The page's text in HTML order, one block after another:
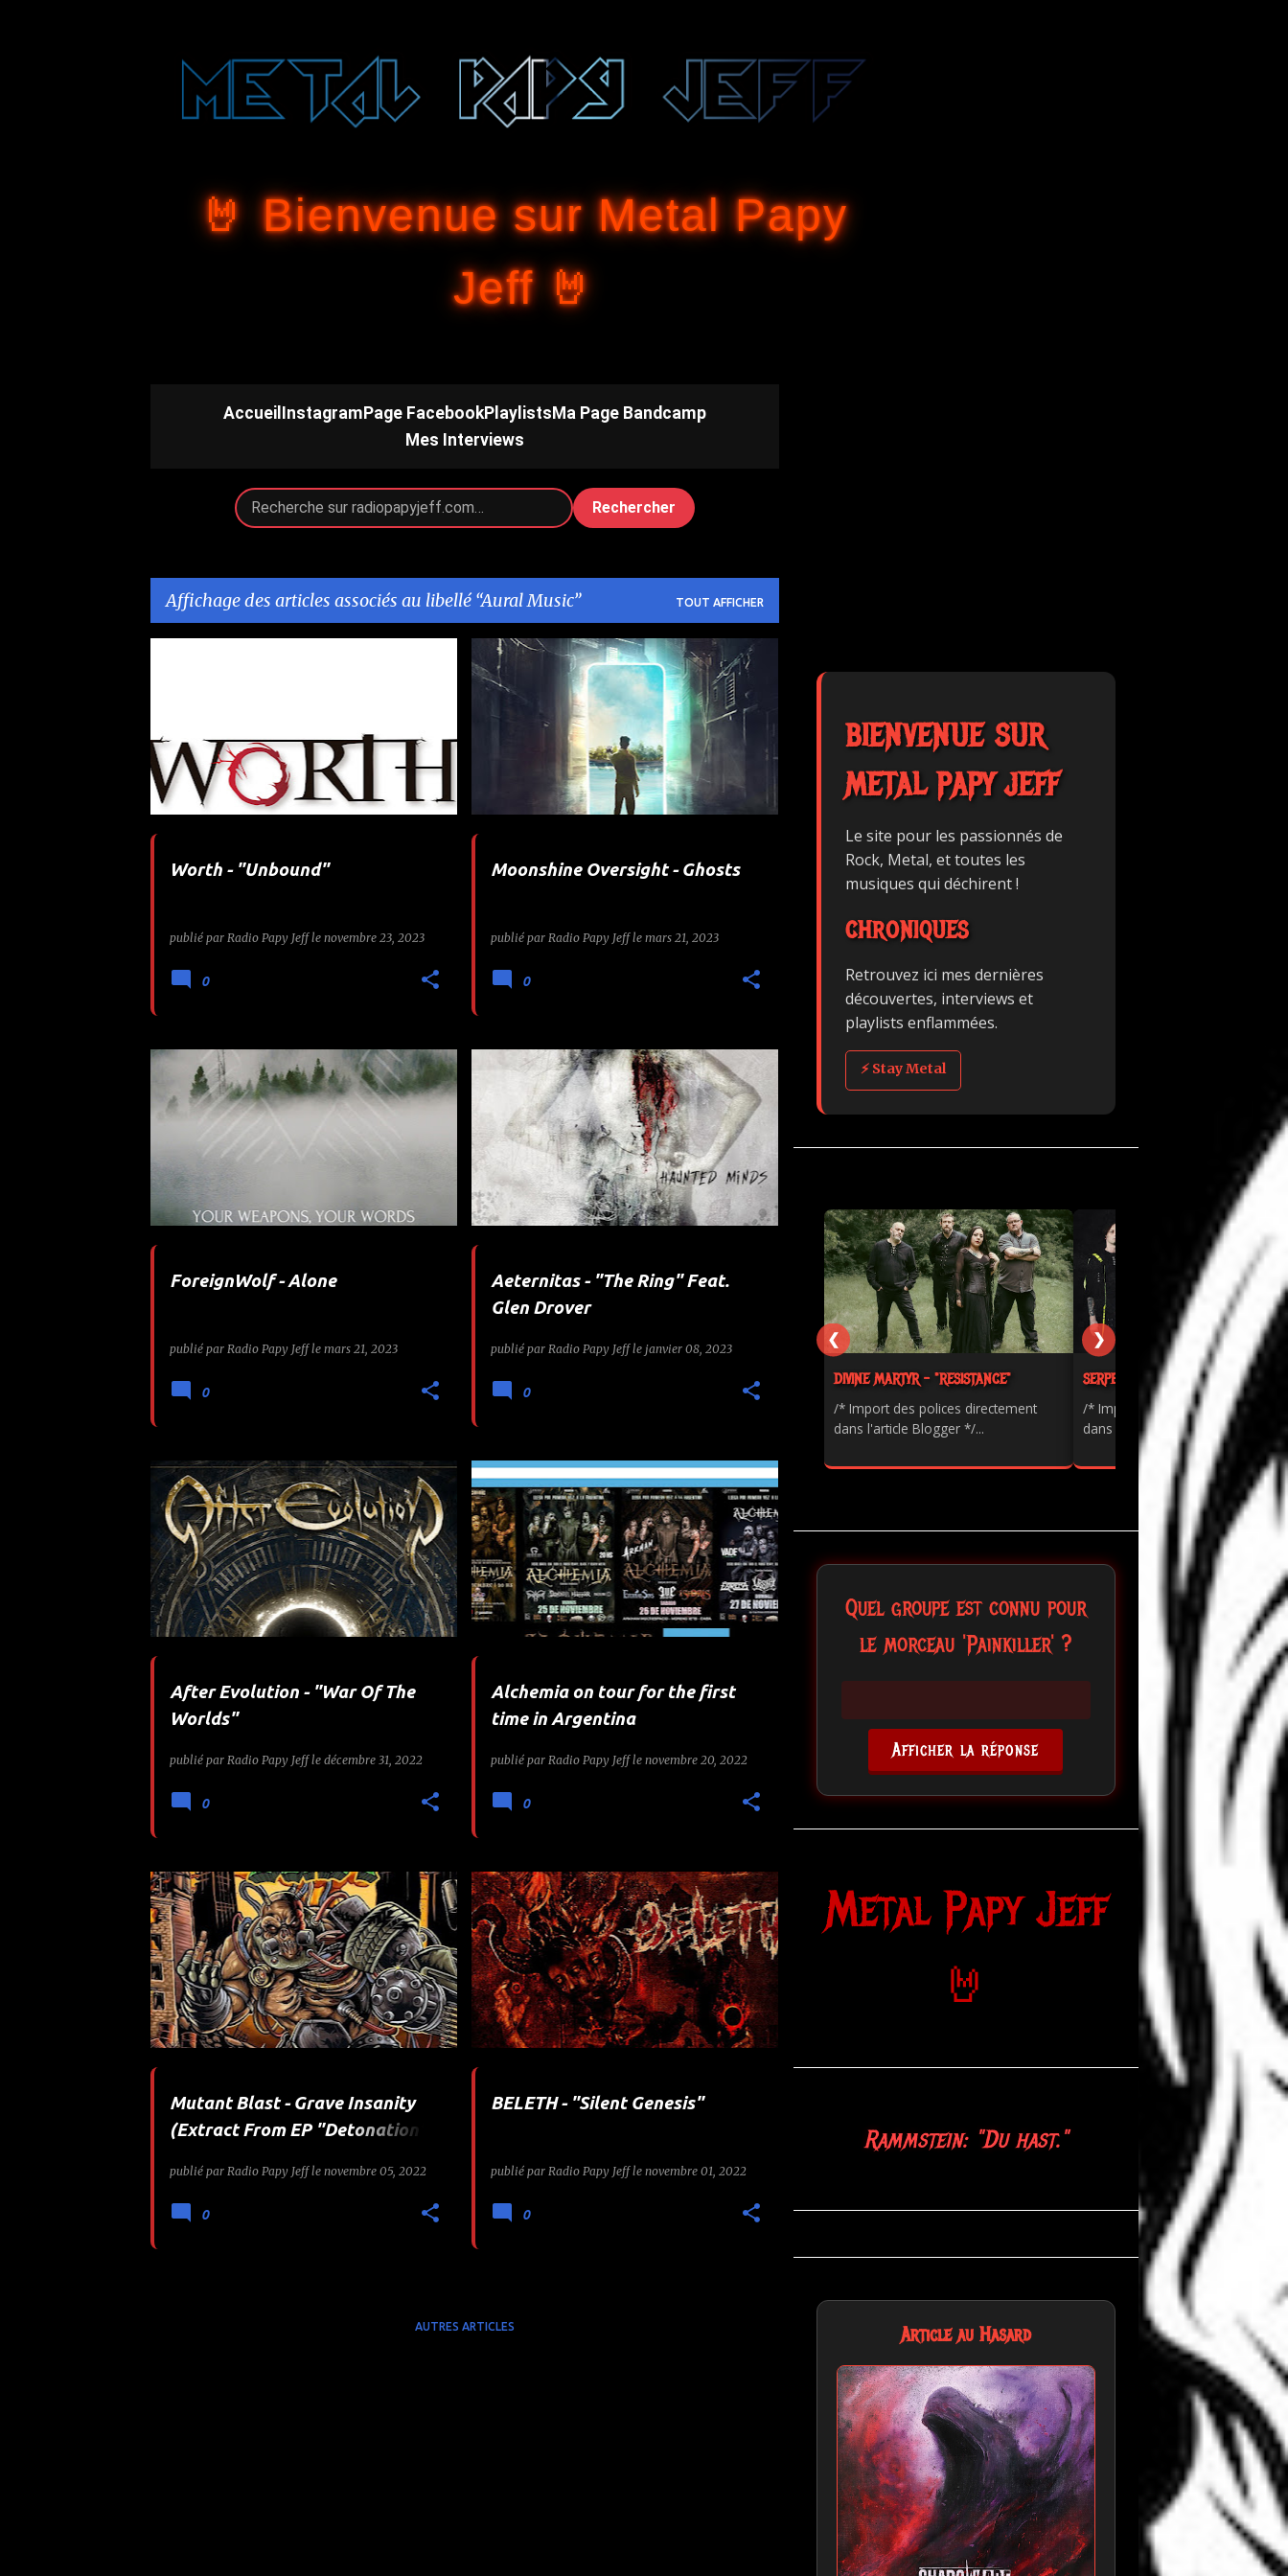
🤘 Bienvenue sur Metal Papy
Jeff 🤘
Accueil Instagram Page FacebookPlaylists Ma Page Bandcamp
Mes Interviews
Rechercher
Affichage des articles associés au libellé Aural Music TOUT AFFICHER
t
i
c
Worth - "Unbound"
publié par Radio Papy Jeff le novembre 23, 2023
0
Moonshine Oversight - Ghosts
publié par Radio Papy Jeff le mars 21, 2023
AURAL MUSIC BANDCAMP GHOSTS +2
0
ForeignWolf - Alone
publié par Radio Papy Jeff le mars 21, 2023
ALONE AURAL MUSIC FOREIGNWOLF
WORMHOLEDEATH
0
Aeternitas - "The Ring" Feat.
Glen Drover
publié par Radio Papy Jeff le janvier 08, 2023
AETERNITAS AURAL MUSIC +1
0
After Evolution - "War Of The
Worlds"
publié par Radio Papy Jeff le décembre 31, 2022
AFTER EVOLUTION AURAL MUSIC +1
0
Alchemia on tour for the first
time in Argentina
publié par Radio Papy Jeff le novembre 20, 2022
ALCHEMIA ARGENTINA AURAL MUSIC
TOUR +
WORMHOLEDEATH
0
Mutant Blast - Grave Insanity
(Extract From EP "Detonation"
publié par Radio Papy Jeff le novembre 05, 2022
AURAL MUSIC DETONATION +1
0
BELETH - "Silent Genesis"
publié par Radio Papy Jeff le novembre 01, 2022
AURAL MUSIC BELETH SILENT GENESIS
+
WORMHOLEDEATH
0
AUTRES ARTICLES
BIENVENUE SUR
METAL PAPY JEFF
Le site pour les passionnés de
Rock, Metal, et toutes les
musiques qui déchirent !
CHRONIQUES
Retrouvez ici mes dernières
découvertes, interviews et
playlists enflammées.
⚡ Stay Metal
DIVINE MARTYR - "RESISTANCE"
/* Import des polices directement
dans l'article Blogger */...
SERPENTS - "PAINKILLER"
/* Import des polices directement
dans l'article Blogger */...
❮ ❯
Quel groupe est connu pour
le morceau 'Painkiller' ?
Afficher la réponse
Metal Papy Jeff
🤘
Metallica: "Metal up your